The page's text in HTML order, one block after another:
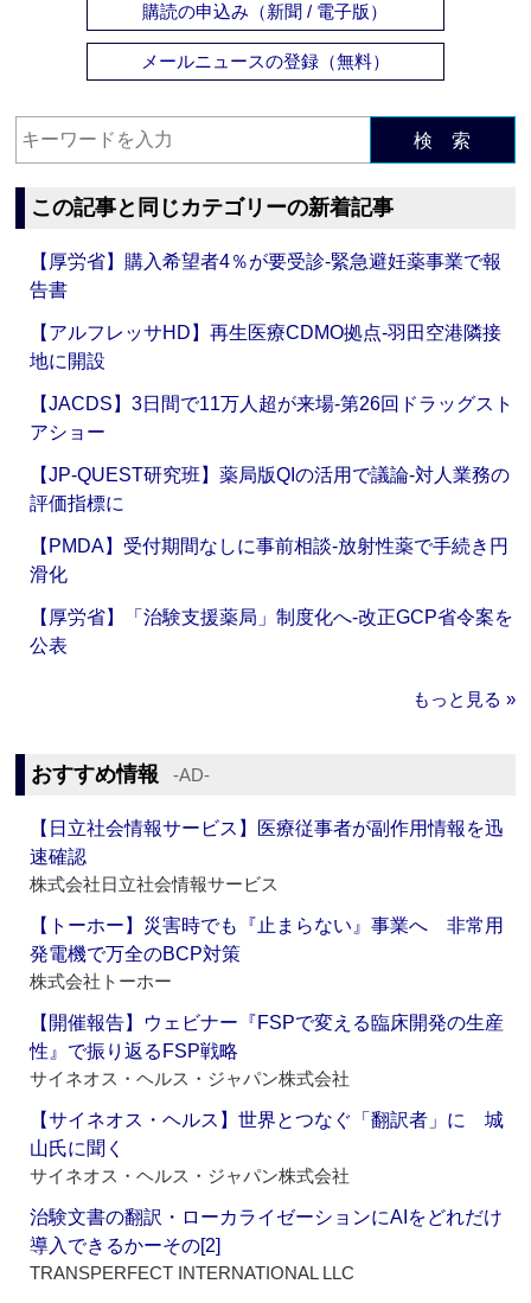
購読の申込み（新聞 / 電子版）
メールニュースの登録（無料）
検 索
この記事と同じカテゴリーの新着記事
【厚労省】購入希望者4％が要受診‐緊急避妊薬事業で報
告書
【アルフレッサHD】再生医療CDMO拠点‐羽田空港隣接
地に開設
【JACDS】3日間で11万人超が来場‐第26回ドラッグスト
アショー
【JP-QUEST研究班】薬局版QIの活用で議論‐対人業務の
評価指標に
【PMDA】受付期間なしに事前相談‐放射性薬で手続き円
滑化
【厚労省】「治験支援薬局」制度化へ‐改正GCP省令案を
公表
もっと見る »
おすすめ情報 ‐AD‐
【日立社会情報サービス】医療従事者が副作用情報を迅
速確認
株式会社日立社会情報サービス
【トーホー】災害時でも『止まらない』事業へ 非常用
発電機で万全のBCP対策
株式会社トーホー
【開催報告】ウェビナー『FSPで変える臨床開発の生産
性』で振り返るFSP戦略
サイネオス・ヘルス・ジャパン株式会社
【サイネオス・ヘルス】世界とつなぐ「翻訳者」に 城
山氏に聞く
サイネオス・ヘルス・ジャパン株式会社
治験文書の翻訳・ローカライゼーションにAIをどれだけ
導入できるかーその[2]
TRANSPERFECT INTERNATIONAL LLC